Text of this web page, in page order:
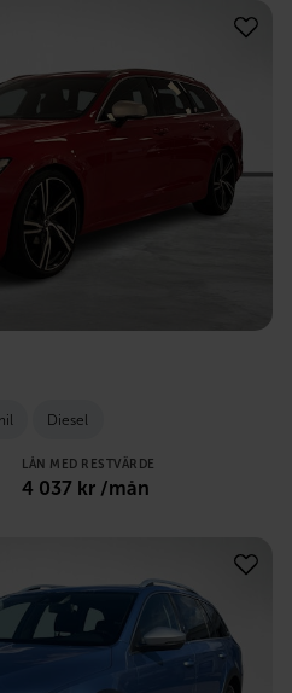
Diesel
LÅN MED RESTVÄRDE
4 037 kr /mån